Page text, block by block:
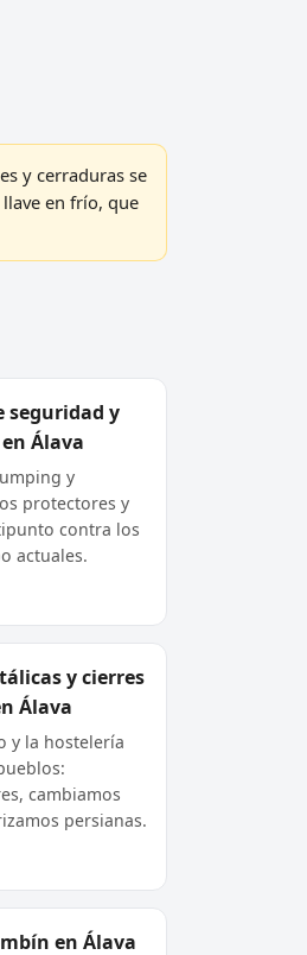
y cerraduras se
en frío, que
seguridad y
Álava
y
protectores y
contra los
actuales.
y cierres
Álava
y la hostelería
cambiamos
persianas.
en Álava